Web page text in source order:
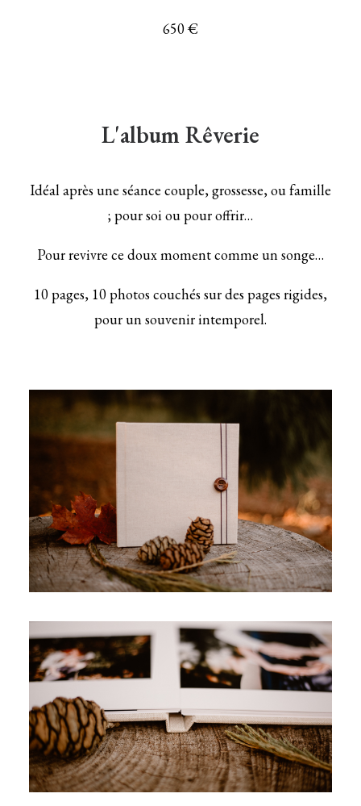
650 €
L'album Rêverie
Idéal après une séance couple, grossesse, ou famille
; pour soi ou pour offrir…
Pour revivre ce doux moment comme un songe…
10 pages, 10 photos couchés sur des pages rigides,
pour un souvenir intemporel.